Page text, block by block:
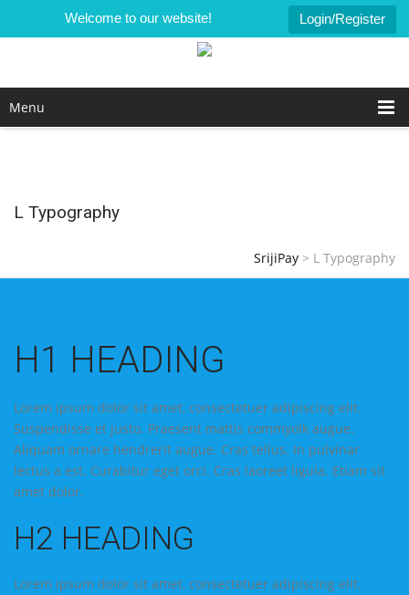
Welcome to our website! Login/Register
Menu
L Typography
SrijiPay > L Typography
H1 HEADING
Lorem ipsum dolor sit amet, consectetuer adipiscing elit.
Suspendisse et justo. Praesent mattis commyolk augue.
Aliquam ornare hendrerit augue. Cras tellus. In pulvinar
lectus a est. Curabitur eget orci. Cras laoreet ligula. Etiam sit
amet dolor.
H2 HEADING
Lorem ipsum dolor sit amet, consectetuer adipiscing elit.